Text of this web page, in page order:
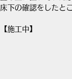
床下の確認をしたと
【施工中】